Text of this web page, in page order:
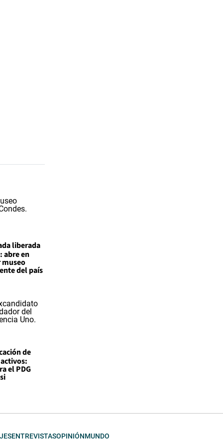
liberada
abre en
del país
de
el PDG
ENTREVISTASOPINIÓNMUNDO